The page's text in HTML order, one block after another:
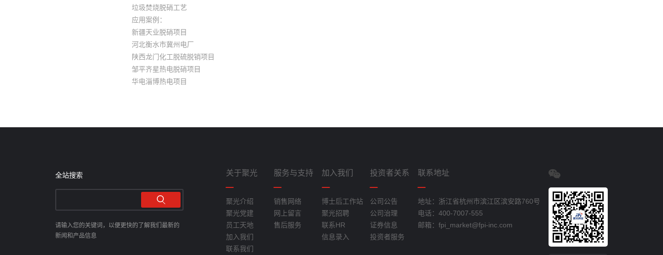
垃圾焚烧脱硝工艺
应用案例：
新疆天业脱硝项目
河北衡水市冀州电厂
陕西龙门化工脱硫脱销项目
邹平齐星热电脱硝项目
华电淄博热电项目
全站搜索
请输入您的关键词，以便更快的了解我们最新的
新闻和产品信息
关于聚光
聚光介绍
聚光党建
员工天地
加入我们
联系我们
服务与支持
销售网络
网上留言
售后服务
加入我们
博士后工作站
聚光招聘
联系HR
信息录入
投资者关系
公司公告
公司治理
证券信息
投资者服务
联系地址
地址：浙江省杭州市滨江区滨安路760号
电话：400-7007-555
邮箱：fpi_market@fpi-inc.com